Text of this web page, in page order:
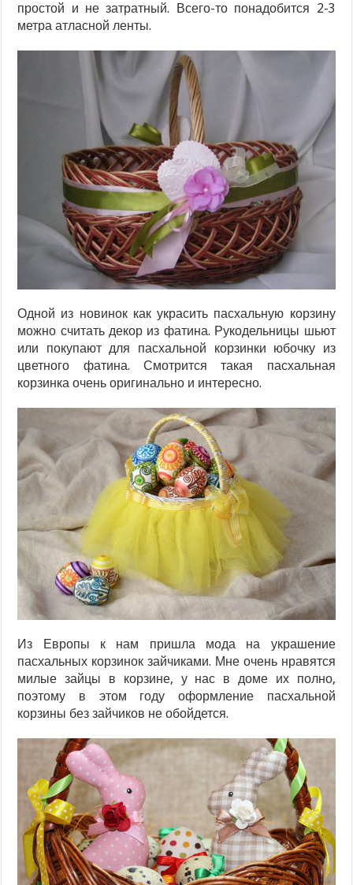
простой и не затратный. Всего-то понадобится 2-3
метра атласной ленты.
Одной из новинок как украсить пасхальную корзину
можно считать декор из фатина. Рукодельницы шьют
или покупают для пасхальной корзинки юбочку из
цветного фатина. Смотрится такая пасхальная
корзинка очень оригинально и интересно.
Из Европы к нам пришла мода на украшение
пасхальных корзинок зайчиками. Мне очень нравятся
милые зайцы в корзине, у нас в доме их полно,
поэтому в этом году оформление пасхальной
корзины без зайчиков не обойдется.